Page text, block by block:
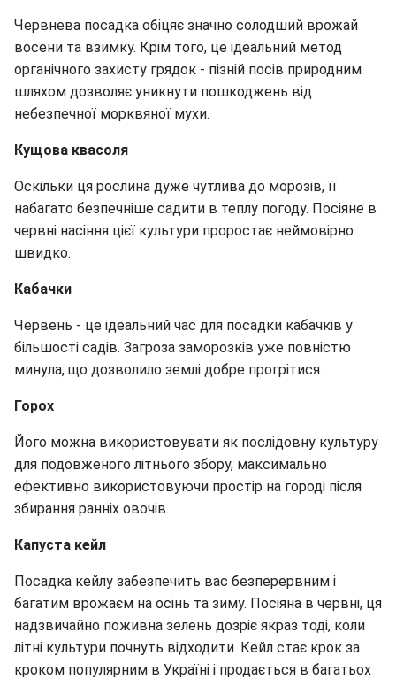
Червнева посадка обіцяє значно солодший врожай
восени та взимку. Крім того, це ідеальний метод
органічного захисту грядок - пізній посів природним
шляхом дозволяє уникнути пошкоджень від
небезпечної морквяної мухи.
Кущова квасоля
Оскільки ця рослина дуже чутлива до морозів, її
набагато безпечніше садити в теплу погоду. Посіяне в
червні насіння цієї культури проростає неймовірно
швидко.
Кабачки
Червень - це ідеальний час для посадки кабачків у
більшості садів. Загроза заморозків уже повністю
минула, що дозволило землі добре прогрітися.
Горох
Його можна використовувати як послідовну культуру
для подовженого літнього збору, максимально
ефективно використовуючи простір на городі після
збирання ранніх овочів.
Капуста кейл
Посадка кейлу забезпечить вас безперервним і
багатим врожаєм на осінь та зиму. Посіяна в червні, ця
надзвичайно поживна зелень дозріє якраз тоді, коли
літні культури почнуть відходити. Кейл стає крок за
кроком популярним в Україні і продається в багатьох